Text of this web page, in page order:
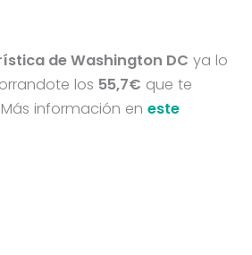
de Washington DC ya lo
los 55,7€ que te
información en este